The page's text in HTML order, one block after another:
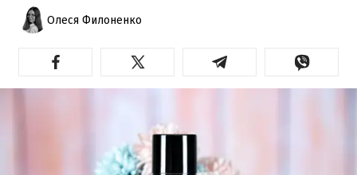
Олеся Филоненко